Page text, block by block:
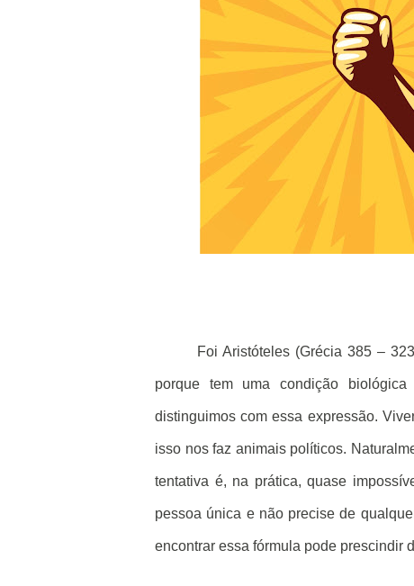
Foi Aristóteles (Grécia 385 –
porque tem uma condição
distinguimos com essa expressão.
isso nos faz animais políticos.
tentativa é, na prática, quase
pessoa única e não precise de
encontrar essa fórmula pode prescindir